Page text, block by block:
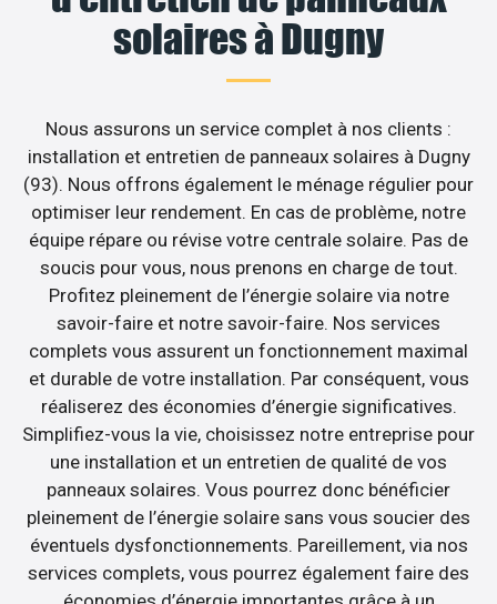
solaires à Dugny
Nous assurons un service complet à nos clients :
installation et entretien de panneaux solaires à Dugny
(93). Nous offrons également le ménage régulier pour
optimiser leur rendement. En cas de problème, notre
équipe répare ou révise votre centrale solaire. Pas de
soucis pour vous, nous prenons en charge de tout.
Profitez pleinement de l’énergie solaire via notre
savoir-faire et notre savoir-faire. Nos services
complets vous assurent un fonctionnement maximal
et durable de votre installation. Par conséquent, vous
réaliserez des économies d’énergie significatives.
Simplifiez-vous la vie, choisissez notre entreprise pour
une installation et un entretien de qualité de vos
panneaux solaires. Vous pourrez donc bénéficier
pleinement de l’énergie solaire sans vous soucier des
éventuels dysfonctionnements. Pareillement, via nos
services complets, vous pourrez également faire des